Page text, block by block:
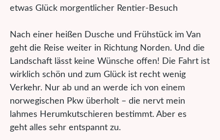
etwas Glück morgentlicher Rentier-Besuch
Nach einer heißen Dusche und Frühstück im Van
geht die Reise weiter in Richtung Norden. Und die
Landschaft lässt keine Wünsche offen! Die Fahrt ist
wirklich schön und zum Glück ist recht wenig
Verkehr. Nur ab und an werde ich von einem
norwegischen Pkw überholt – die nervt mein
lahmes Herumkutschieren bestimmt. Aber es
geht alles sehr entspannt zu.